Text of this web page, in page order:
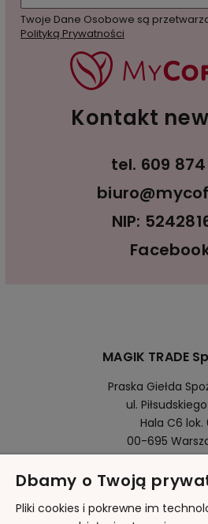
Twoje Dane Osobowe są
Polityką Prywatności
Kontakt
tel. 609
NIP:
MAGIK TRADE
Praska Giełda
ul.
Hala C6 lok.
00-695
Pomoc
Dbamy o Twoją
Pliki cookies i pokrewne im